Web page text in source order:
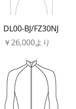
DL00-BJ/FZ30NJ
￥26,000より
セール価格